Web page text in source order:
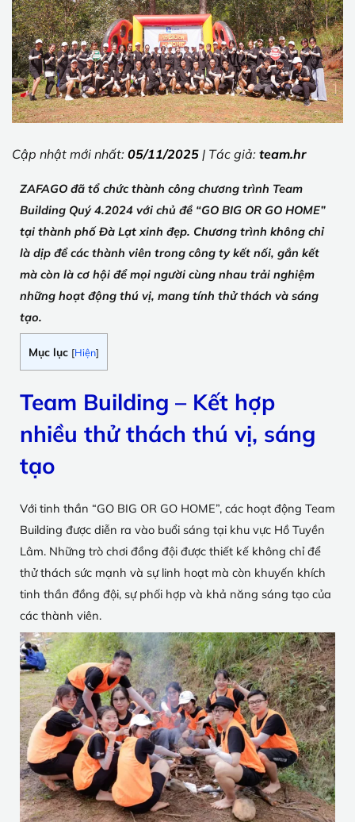
Cập nhật mới nhất: 05/11/2025 | Tác giả: team.hr
ZAFAGO đã tổ chức thành công chương trình Team
Building Quý 4.2024 với chủ đề “GO BIG OR GO HOME”
tại thành phố Đà Lạt xinh đẹp. Chương trình không chỉ
là dịp để các thành viên trong công ty kết nối, gắn kết
mà còn là cơ hội để mọi người cùng nhau trải nghiệm
những hoạt động thú vị, mang tính thử thách và sáng
tạo.
Mục lục [Hiện]
Team Building – Kết hợp
nhiều thử thách thú vị, sáng
tạo
Với tinh thần “GO BIG OR GO HOME”, các hoạt động Team
Building được diễn ra vào buổi sáng tại khu vực Hồ Tuyền
Lâm. Những trò chơi đồng đội được thiết kế không chỉ để
thử thách sức mạnh và sự linh hoạt mà còn khuyến khích
tinh thần đồng đội, sự phối hợp và khả năng sáng tạo của
các thành viên.